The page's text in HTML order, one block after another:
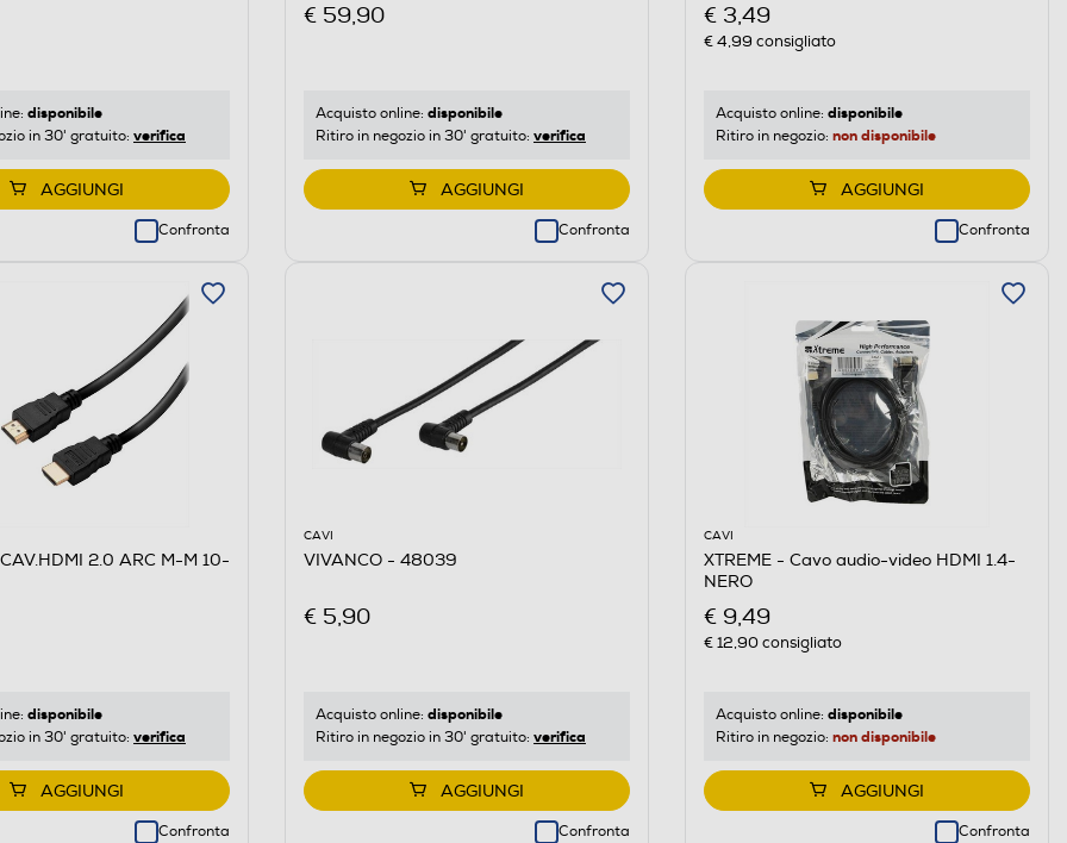
disponibile
in 30' gratuito: verifica
AGGIUNGI
Confronta
€ 59,90
Acquisto online: disponibile
Ritiro in negozio in 30' gratuito: verifica
AGGIUNGI
Confronta
€ 3,49
€ 4,99 consigliato
Acquisto online: disponibile
Ritiro in negozio: non disponibile
AGGIUNGI
Confronta
2.0 ARC M-M 10-
disponibile
in 30' gratuito: verifica
AGGIUNGI
Confronta
CAVI
VIVANCO - 48039
€ 5,90
Acquisto online: disponibile
Ritiro in negozio in 30' gratuito: verifica
AGGIUNGI
Confronta
CAVI
XTREME - Cavo audio-video HDMI 1.4-
NERO
€ 9,49
€ 12,90consigliato
Acquisto online: disponibile
Ritiro in negozio: non disponibile
AGGIUNGI
Confronta